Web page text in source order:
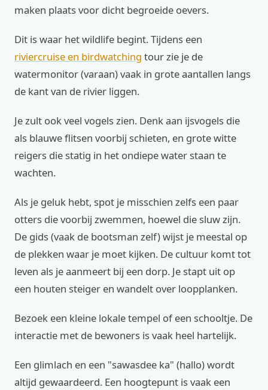
maken plaats voor dicht begroeide oevers.
Dit is waar het wildlife begint. Tijdens een
riviercruise en birdwatching tour zie je de
watermonitor (varaan) vaak in grote aantallen langs
de kant van de rivier liggen.
Je zult ook veel vogels zien. Denk aan ijsvogels die
als blauwe flitsen voorbij schieten, en grote witte
reigers die statig in het ondiepe water staan te
wachten.
Als je geluk hebt, spot je misschien zelfs een paar
otters die voorbij zwemmen, hoewel die sluw zijn.
De gids (vaak de bootsman zelf) wijst je meestal op
de plekken waar je moet kijken. De cultuur komt tot
leven als je aanmeert bij een dorp. Je stapt uit op
een houten steiger en wandelt over loopplanken.
Bezoek een kleine lokale tempel of een schooltje. De
interactie met de bewoners is vaak heel hartelijk.
Een glimlach en een "sawasdee ka" (hallo) wordt
altijd gewaardeerd. Een hoogtepunt is vaak een